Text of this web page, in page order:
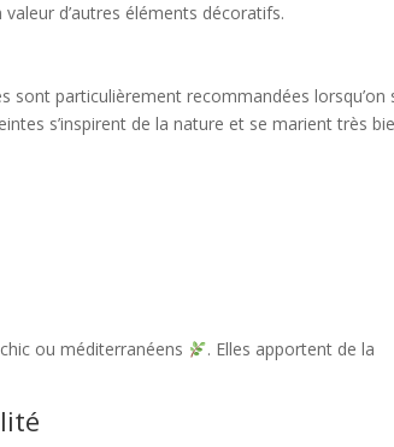
d’autres éléments décoratifs.
sont particulièrement recommandées lorsqu’on
s’inspirent de la nature et se marient très
ou méditerranéens
. Elles apportent de la